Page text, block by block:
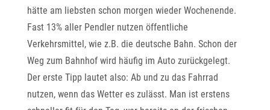
hätte am liebsten schon morgen wieder Wochenende.
Fast 13% aller Pendler nutzen öffentliche
Verkehrsmittel, wie z.B. die deutsche Bahn. Schon der
Weg zum Bahnhof wird häufig im Auto zurückgelegt.
Der erste Tipp lautet also: Ab und zu das Fahrrad
nutzen, wenn das Wetter es zulässt. Man ist erstens